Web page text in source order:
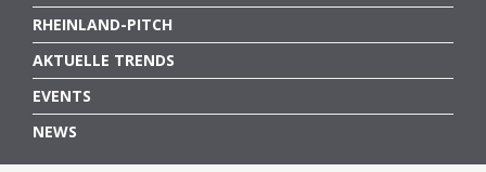
RHEINLAND-PITCH
AKTUELLE TRENDS
EVENTS
NEWS